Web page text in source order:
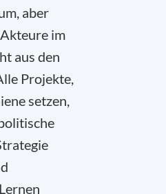
aber
im
aus den
Projekte,
setzen,